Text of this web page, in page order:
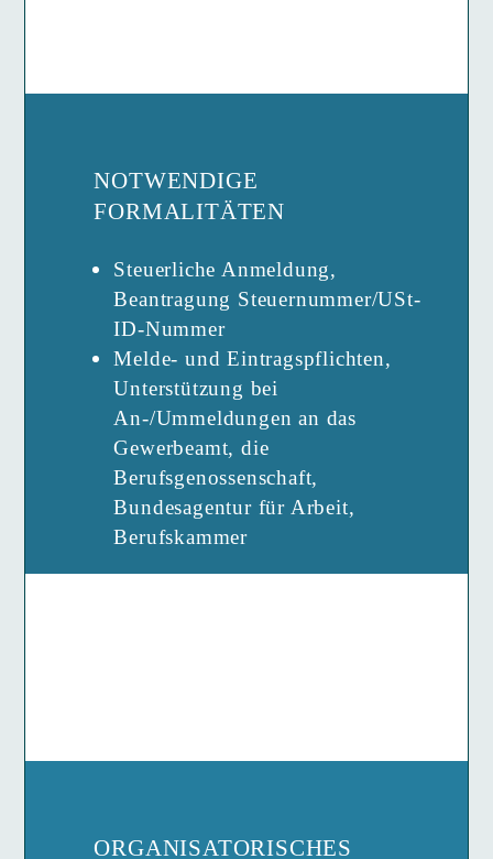
NOTWENDIGE
FORMALITÄTEN
Steuerliche Anmeldung,
Beantragung Steuernummer/USt-
ID-Nummer
Melde- und Eintragspflichten,
Unterstützung bei
An-/Ummeldungen an das
Gewerbeamt, die
Berufsgenossenschaft,
Bundesagentur für Arbeit,
Berufskammer
ORGANISATORISCHES